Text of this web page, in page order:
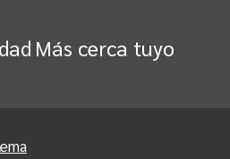
Más cerca tuyo